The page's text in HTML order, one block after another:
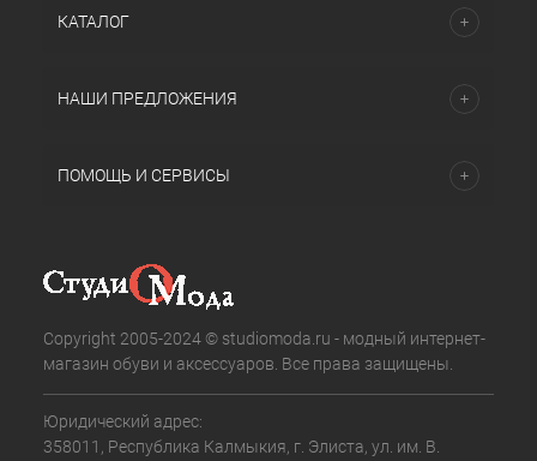
КАТАЛОГ
НАШИ ПРЕДЛОЖЕНИЯ
ПОМОЩЬ И СЕРВИСЫ
Copyright 2005-2024 © studiomoda.ru - модный интернет-
магазин обуви и аксессуаров. Все права защищены.
Юридический адрес:
358011, Республика Калмыкия, г. Элиста, ул. им. В.